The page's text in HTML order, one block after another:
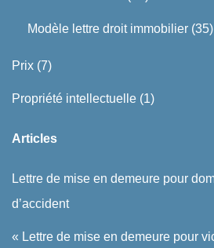
Modèle lettre droit immobilier (35)
Prix (7)
Propriété intellectuelle (1)
Articles
Lettre de mise en demeure pour
d’accident
« Lettre de mise en demeure pour